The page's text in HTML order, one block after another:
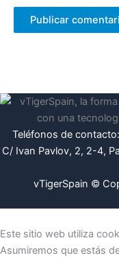
Teléfonos de
C/ Ivan Pavlov, 2, 2-4,
vTigerSpain ©
Este sitio web utiliza
Asumiremos que estás